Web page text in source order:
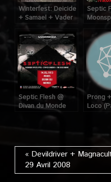
Winterfest: Deicide
+ Samael + Vader
+ Devian + Order
Of The Ennead +
The Amenta @ La
Loco (Paris) , le 11
Janvier 2009
Septic
02
Septic Flesh @
Divan du Monde
Prong
Loco
« Devildriver +
29 Avril 2008